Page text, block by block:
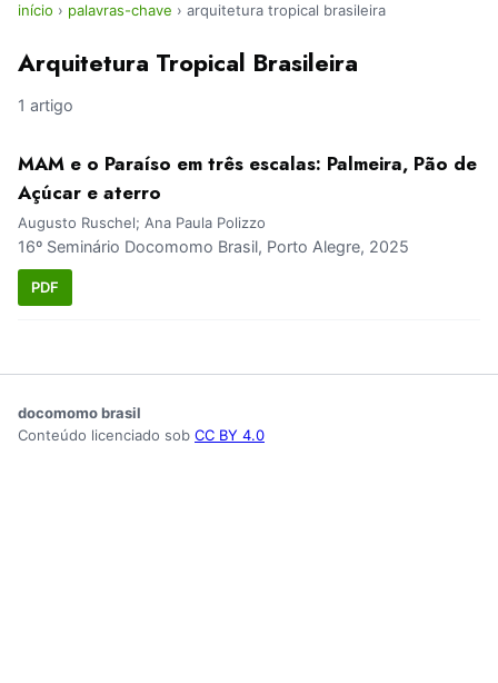
início › palavras-chave › arquitetura tropical brasileira
Arquitetura Tropical Brasileira
1 artigo
MAM e o Paraíso em três escalas: Palmeira, Pão de
Açúcar e aterro
Augusto Ruschel; Ana Paula Polizzo
16º Seminário Docomomo Brasil, Porto Alegre, 2025
PDF
docomomo brasil
Conteúdo licenciado sob CC BY 4.0